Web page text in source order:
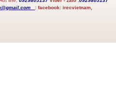
:facebook: irecvietnam,